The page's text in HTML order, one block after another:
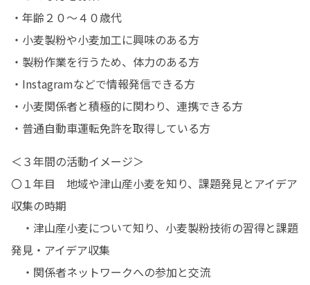
・年齢２０～４０歳代
・小麦製粉や小麦加工に興味のある方
・製粉作業を行うため、体力のある方
・Instagramなどで情報発信できる方
・小麦関係者と積極的に関わり、連携できる方
・普通自動車運転免許を取得している方
＜３年間の活動イメージ＞
〇１年目　地域や津山産小麦を知り、課題発見とアイデア
収集の時期
・津山産小麦について知り、小麦製粉技術の習得と課題
発見・アイデア収集
・関係者ネットワークへの参加と交流